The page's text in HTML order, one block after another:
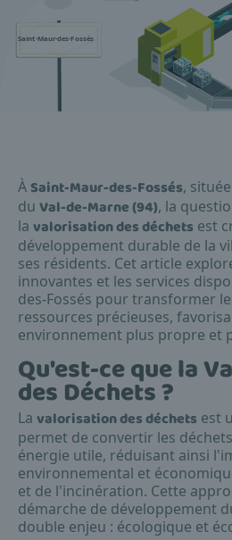
À Saint-Maur-des-Fossés,
du Val-de-Marne (94), la
la valorisation des déchets est
développement durable de la
ses résidents. Cet article
innovantes et les services
des-Fossés pour transformer
ressources précieuses,
environnement plus propre et
Qu'est-ce que la
des Déchets ?
La valorisation des déchets est
permet de convertir les
énergie utile, réduisant ainsi
environnemental et
et de l'incinération. Cette
démarche de développement
double enjeu : écologique et